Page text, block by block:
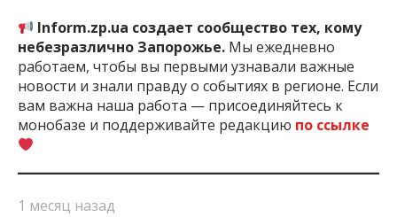
Inform.zp.ua создает сообщество тех, кому
небезразлично Запорожье. Мы ежедневно
работаем, чтобы вы первыми узнавали важные
новости и знали правду о событиях в регионе. Если
вам важна наша работа — присоединяйтесь к
монобазе и поддерживайте редакцию по ссылке
1 месяц назад